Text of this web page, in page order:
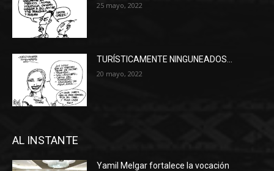
25 mayo, 2022
TURÍSTICAMENTE NINGUNEADOS…
20 mayo, 2022
AL INSTANTE
Yamil Melgar fortalece la vocación